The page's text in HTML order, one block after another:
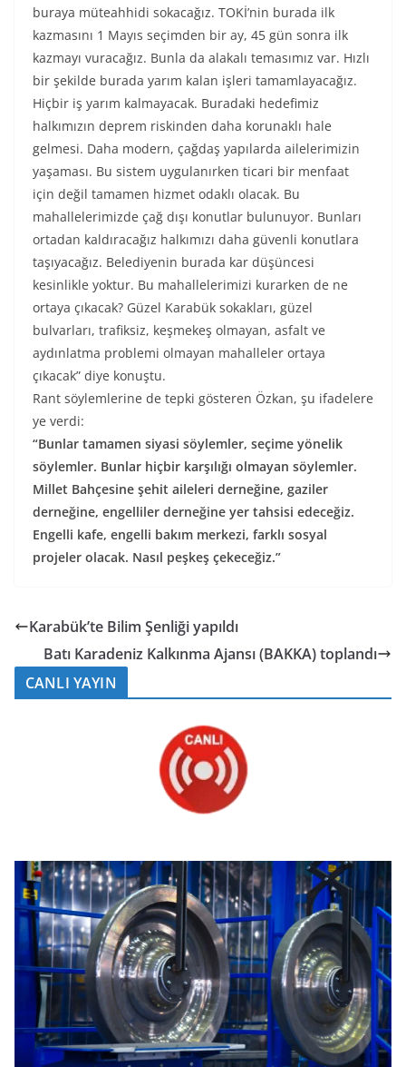
buraya müteahhidi sokacağız. TOKİ’nin burada ilk
kazmasını 1 Mayıs seçimden bir ay, 45 gün sonra ilk
kazmayı vuracağız. Bunla da alakalı temasımız var. Hızlı
bir şekilde burada yarım kalan işleri tamamlayacağız.
Hiçbir iş yarım kalmayacak. Buradaki hedefimiz
halkımızın deprem riskinden daha korunaklı hale
gelmesi. Daha modern, çağdaş yapılarda ailelerimizin
yaşaması. Bu sistem uygulanırken ticari bir menfaat
için değil tamamen hizmet odaklı olacak. Bu
mahallelerimizde çağ dışı konutlar bulunuyor. Bunları
ortadan kaldıracağız halkımızı daha güvenli konutlara
taşıyacağız. Belediyenin burada kar düşüncesi
kesinlikle yoktur. Bu mahallelerimizi kurarken de ne
ortaya çıkacak? Güzel Karabük sokakları, güzel
bulvarları, trafiksiz, keşmekeş olmayan, asfalt ve
aydınlatma problemi olmayan mahalleler ortaya
çıkacak” diye konuştu.
Rant söylemlerine de tepki gösteren Özkan, şu ifadelere
ye verdi:
“Bunlar tamamen siyasi söylemler, seçime yönelik
söylemler. Bunlar hiçbir karşılığı olmayan söylemler.
Millet Bahçesine şehit aileleri derneğine, gaziler
derneğine, engelliler derneğine yer tahsisi edeceğiz.
Engelli kafe, engelli bakım merkezi, farklı sosyal
projeler olacak. Nasıl peşkeş çekeceğiz.”
Karabük’te Bilim Şenliği yapıldı
Batı Karadeniz Kalkınma Ajansı (BAKKA) toplandı
CANLI YAYIN